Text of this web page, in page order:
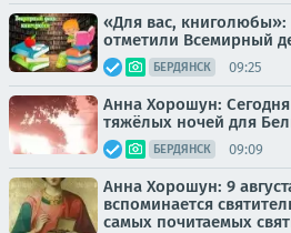
«Для вас, книголюбы»:
отметили Всемирный
БЕРДЯНСК 09:25
Анна Хорошун:
тяжёлых ночей для
БЕРДЯНСК 09:09
Анна Хорошун: 9
вспоминается
самых почитаемых